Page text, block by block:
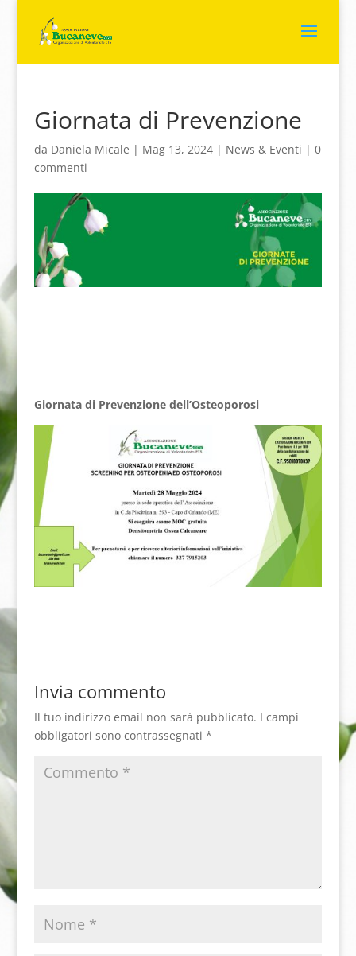
Giornata di Prevenzione
da Daniela Micale | Mag 13, 2024| News & Eventi | 0
commenti
Giornata di Prevenzione dell’Osteoporosi
Invia commento
Il tuo indirizzo email non sarà pubblicato. I campi
obbligatori sono contrassegnati *